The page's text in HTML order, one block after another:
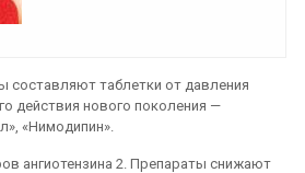
составляют таблетки от давления
действия нового поколения —
«Нимодипин».
ангиотензина 2. Препараты снижают